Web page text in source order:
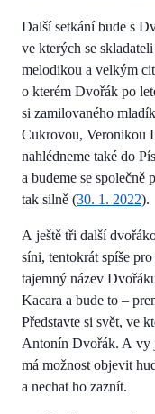
Další setkání bude s
ve kterých se
melodikou a velkým
o kterém Dvořák po
si zamilovaného
Cukrovou, Veronikou
nahlédneme také do
a budeme se společně
tak silně (30. 1. 2022).
A ještě tři další
síni, tentokrát spíše
tajemný název
Kacara a bude to –
Představte si svět, ve
Antonín Dvořák. A vy
má možnost objevit
a nechat ho zaznít.